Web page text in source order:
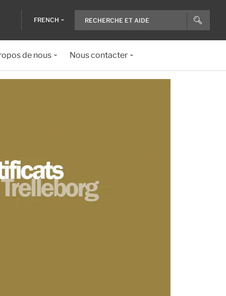
FRENCH
de nous Nous contacter